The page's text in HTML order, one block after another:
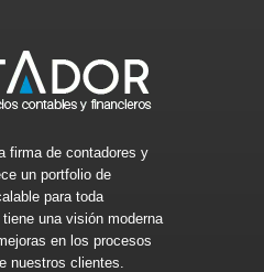
firma de contadores y
un portfolio de
para toda
una visión moderna
en los procesos
nuestros clientes.